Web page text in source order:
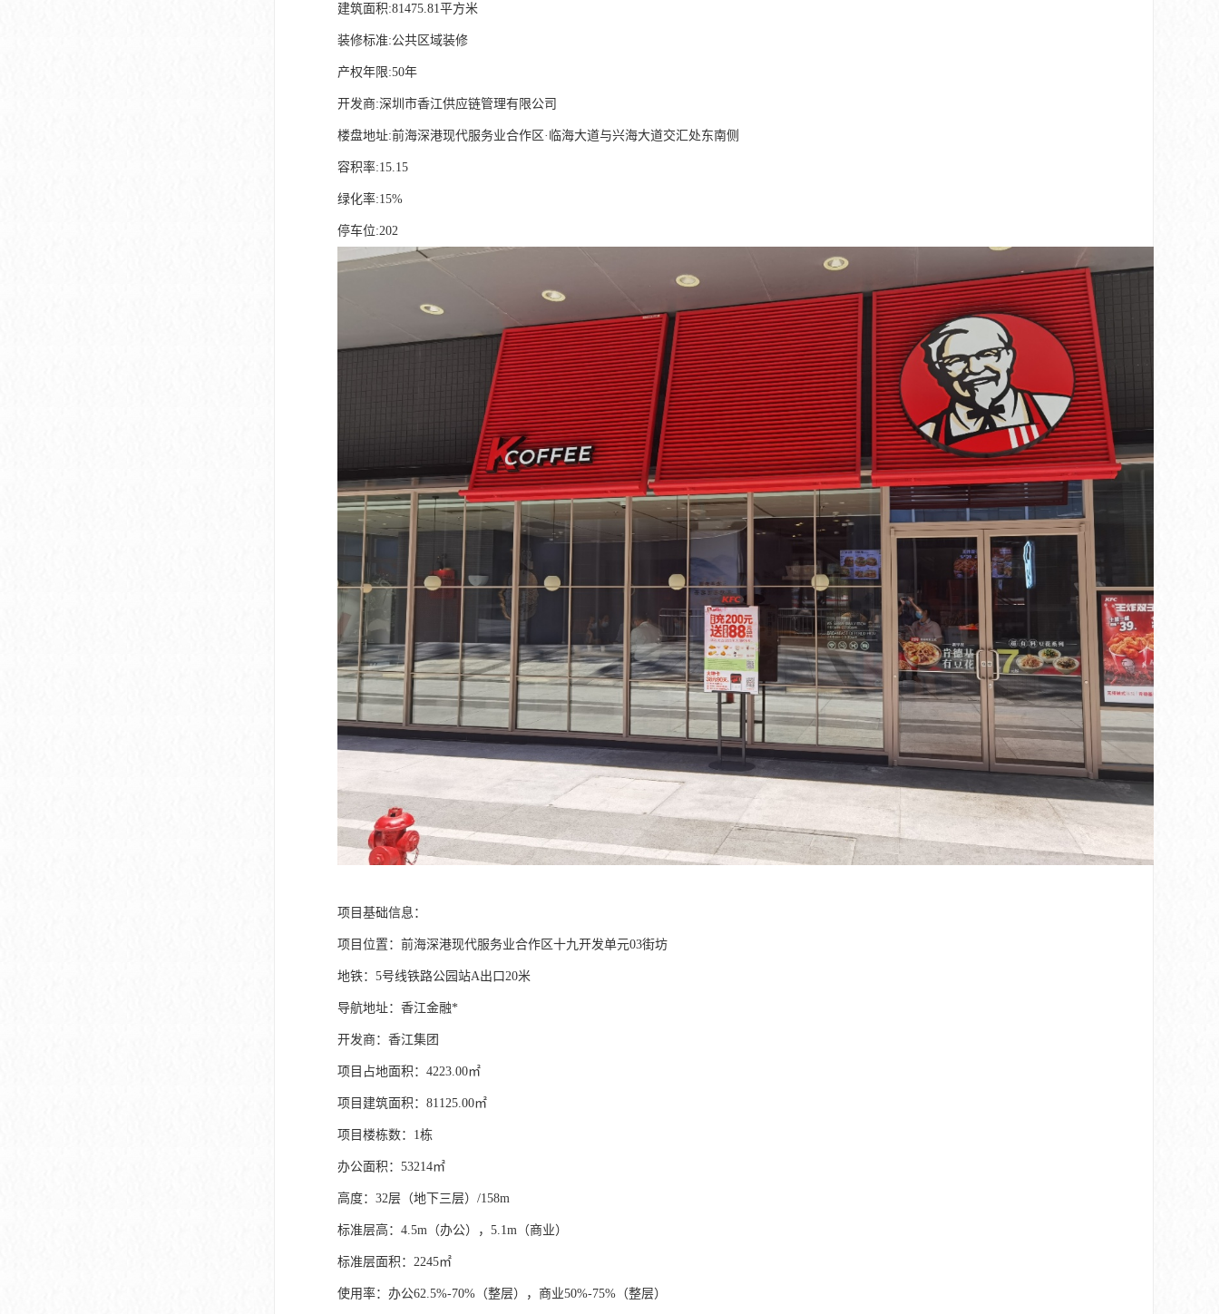
建筑面积:81475.81平方米
装修标准:公共区域装修
产权年限:50年
开发商:深圳市香江供应链管理有限公司
楼盘地址:前海深港现代服务业合作区·临海大道与兴海大道交汇处东南侧
容积率:15.15
绿化率:15%
停车位:202
项目基础信息：
项目位置：前海深港现代服务业合作区十九开发单元03街坊
地铁：5号线铁路公园站A出口20米
导航地址：香江金融*
开发商：香江集团
项目占地面积：4223.00㎡
项目建筑面积：81125.00㎡
项目楼栋数：1栋
办公面积：53214㎡
高度：32层（地下三层）/158m
标准层高：4.5m（办公），5.1m（商业）
标准层面积：2245㎡
使用率：办公62.5%-70%（整层），商业50%-75%（整层）